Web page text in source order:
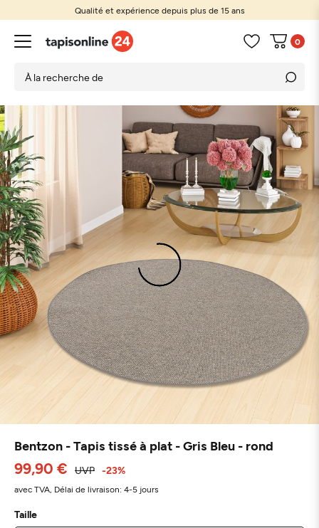
Qualité et expérience depuis plus de 15 ans
0
Bentzon - Tapis tissé à plat - Gris Bleu - rond
99,90 € UVP -23%
avec TVA, Délai de livraison: 4-5 jours
Taille